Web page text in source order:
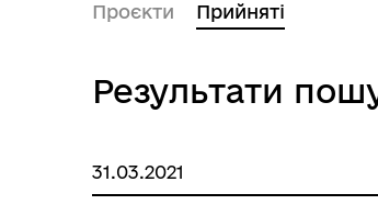
Проєкти Прийняті
Результати
31.03.2021